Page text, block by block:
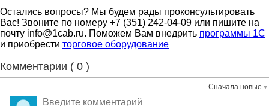
Остались вопросы? Мы будем рады проконсультировать
Вас! Звоните по номеру +7 (351) 242-04-09 или пишите на
почту info@1cab.ru. Поможем Вам внедрить программы 1С
и приобрести торговое оборудование
Комментарии ( 0 )
Сначала новые